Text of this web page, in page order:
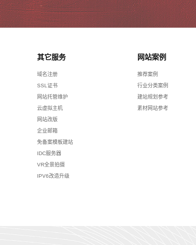
其它服务
域名注册
SSL证书
网站托管维护
云虚拟主机
网站改版
企业邮箱
免备案模板建站
IDC服务器
VR全景拍摄
IPV6改造升级
网站案例
推荐案例
行业分类案例
建站规划参考
素材网站参考